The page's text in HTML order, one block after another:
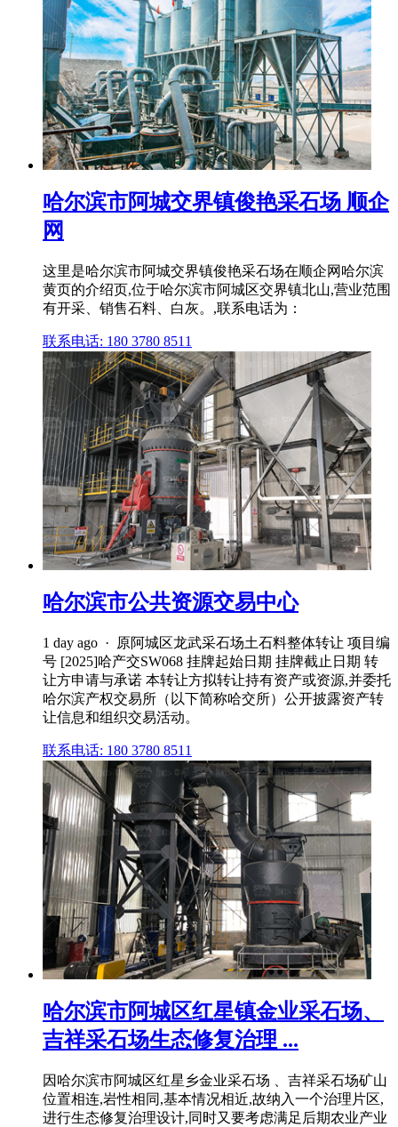
哈尔滨市阿城交界镇俊艳采石场 顺企
网
这里是哈尔滨市阿城交界镇俊艳采石场在顺企网哈尔滨
黄页的介绍页,位于哈尔滨市阿城区交界镇北山,营业范围
有开采、销售石料、白灰。,联系电话为：
联系电话: 180 3780 8511
哈尔滨市公共资源交易中心
1 day ago · 原阿城区龙武采石场土石料整体转让 项目编
号 [2025]哈产交SW068 挂牌起始日期 挂牌截止日期 转
让方申请与承诺 本转让方拟转让持有资产或资源,并委托
哈尔滨产权交易所（以下简称哈交所）公开披露资产转
让信息和组织交易活动。
联系电话: 180 3780 8511
哈尔滨市阿城区红星镇金业采石场、
吉祥采石场生态修复治理 ...
因哈尔滨市阿城区红星乡金业采石场 、吉祥采石场矿山
位置相连,岩性相同,基本情况相近,故纳入一个治理片区,
进行生态修复治理设计,同时又要考虑满足后期农业产业